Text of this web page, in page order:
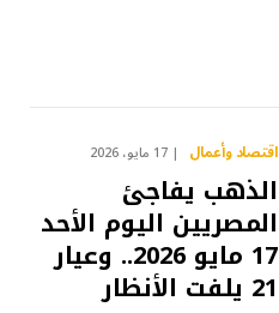
اقتصاد وأعمال 17 مايو، 2026
الذهب يفاجئ
المصريين اليوم الأحد
17 مايو 2026.. وعيار
21 يلفت الأنظار